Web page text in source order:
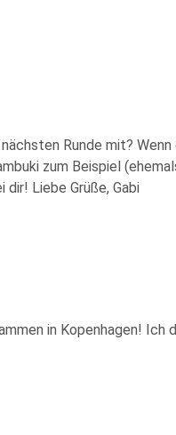
Runde mit?
zum Beispiel
dir! Liebe Grüße, Gabi
in Kopenhagen!